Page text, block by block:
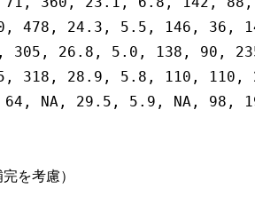
478, 24.3, 5.5, 146, 36,
305, 26.8, 5.0, 138, 90,
318, 28.9, 5.8, 110, 110,
NA, 29.5, 5.9, NA, 98,
を考慮）